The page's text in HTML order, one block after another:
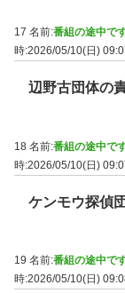
17 名前:番組の途中で
時:2026/05/10(日)
辺野古団体の
18 名前:番組の途中で
時:2026/05/10(日)
ケンモウ探偵
19 名前:番組の途中で
時:2026/05/10(日)